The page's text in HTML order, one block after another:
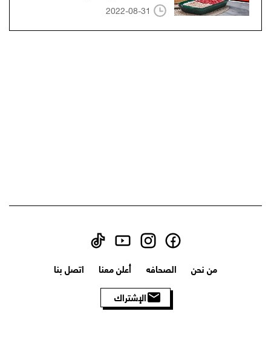
2022-08-31
من نحن الصحافه أعلن معنا اتصل بنا
الإشتراك